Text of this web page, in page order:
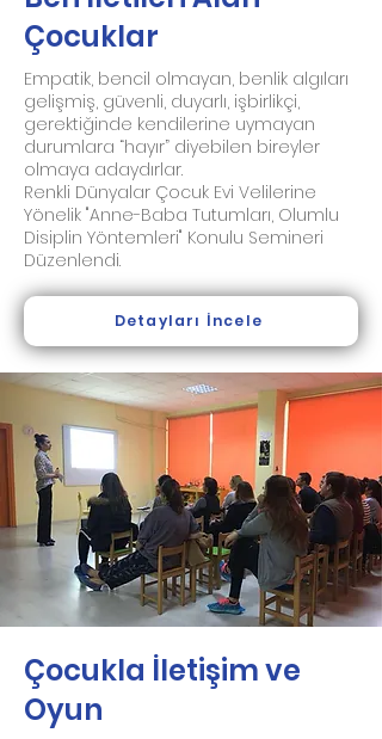
Çocuklar
Empatik, bencil olmayan, benlik algıları
gelişmiş, güvenli, duyarlı, işbirlikçi,
gerektiğinde kendilerine uymayan
durumlara “hayır” diyebilen bireyler
olmaya adaydırlar.
Renkli Dünyalar Çocuk Evi Velilerine
Yönelik "Anne-Baba Tutumları, Olumlu
Disiplin Yöntemleri" Konulu Semineri
Düzenlendi.
Detayları İncele
Çocukla İletişim ve
Oyun